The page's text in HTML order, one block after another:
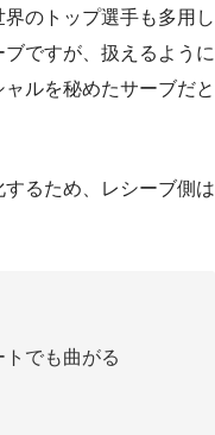
のトップ選手も多用し
ですが、扱えるように
ルを秘めたサーブだと
るため、レシーブ側は
でも曲がる